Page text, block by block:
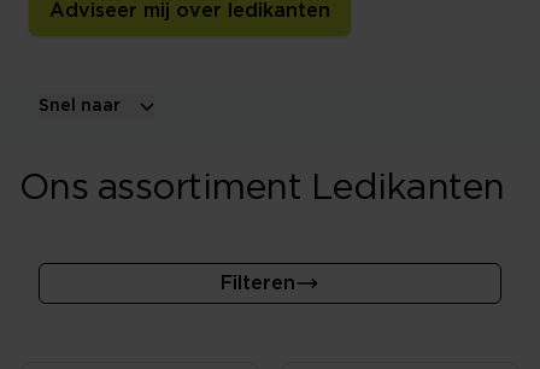
Adviseer mij over ledikanten
Snel naar
Ons assortiment Ledikanten
Filteren